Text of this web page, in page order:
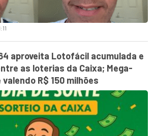
aproveita Lotofácil acumulada e
as loterias da Caixa; Mega-
R$ 150 milhões